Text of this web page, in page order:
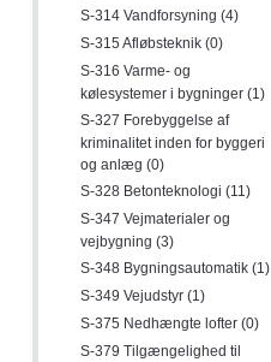
S-314 Vandforsyning (4)
S-315 Afløbsteknik (0)
S-316 Varme- og
kølesystemer i bygninger (1)
S-327 Forebyggelse af
kriminalitet inden for byggeri
og anlæg (0)
S-328 Betonteknologi (11)
S-347 Vejmaterialer og
vejbygning (3)
S-348 Bygningsautomatik (1)
S-349 Vejudstyr (1)
S-375 Nedhængte lofter (0)
S-379 Tilgængelighed til